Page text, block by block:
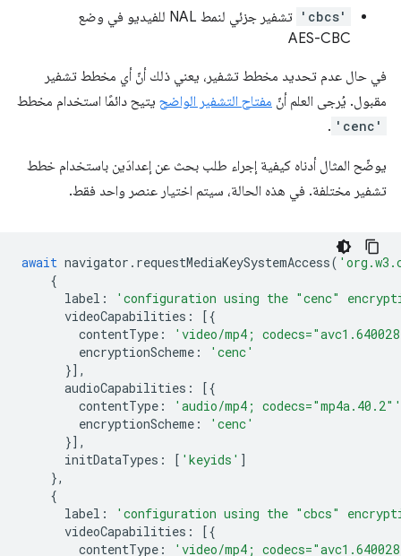
'cbcs'
تشفير جزئي لنمط NAL للفيديو في وضع
AES-CBC
في حال عدم تحديد مخطط تشفير، يعني ذلك أنّ أي مخطط تشفير
مقبول. يُرجى العلم أنّ مفتاح التشفير الواضح يتيح دائمًا استخدام مخطط
'cenc'
.
يوضّح المثال أدناه كيفية إجراء طلب بحث عن إعدادَين باستخدام خطط
تشفير مختلفة. في هذه الحالة، سيتم اختيار عنصر واحد فقط.
await navigator . requestMediaKeySystemAccess(
{
label :
'configuration using the "cenc"
videoCapabilities :
[{
contentType :
'video/mp4;
encryptionScheme :
'cenc'
}],
audioCapabilities :
[{
contentType :
'audio/mp4; codecs="mp4a.40.2"'
encryptionScheme :
'cenc'
}],
initDataTypes : [ 'keyids' ]
},
{
label :
'configuration using the "cbcs"
videoCapabilities :
[{
contentType : 'video/mp4;